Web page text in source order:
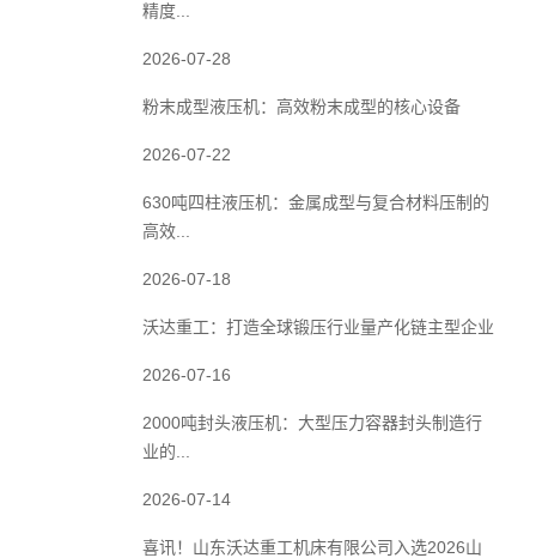
精度...
2026-07-28
粉末成型液压机：高效粉末成型的核心设备
2026-07-22
630吨四柱液压机：金属成型与复合材料压制的
高效...
2026-07-18
沃达重工：打造全球锻压行业量产化链主型企业
2026-07-16
2000吨封头液压机：大型压力容器封头制造行
业的...
2026-07-14
喜讯！山东沃达重工机床有限公司入选2026山